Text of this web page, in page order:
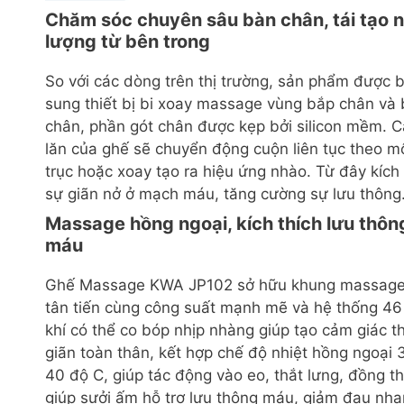
Chăm sóc chuyên sâu bàn chân, tái tạo
lượng từ bên trong
So với các dòng trên thị trường, sản phẩm được
sung thiết bị bi xoay massage vùng bắp chân và
chân, phần gót chân được kẹp bởi silicon mềm.
lăn của ghế sẽ chuyển động cuộn liên tục theo
trục hoặc xoay tạo ra hiệu ứng nhào. Từ đây kích
sự giãn nở ở mạch máu, tăng cường sự lưu
Massage hồng ngoại, kích thích lưu
máu
Ghế Massage KWA JP102 sở hữu khung
tân tiến cùng công suất mạnh mẽ và hệ thống
khí có thể co bóp nhịp nhàng giúp tạo cảm giác
giãn toàn thân, kết hợp chế độ nhiệt hồng ngoại
40 độ C, giúp tác động vào eo, thắt lưng, đồng
giúp sưởi ấm hỗ trợ lưu thông máu, giảm đau